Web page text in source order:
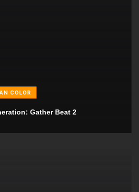
COLOR
Gather Beat 2